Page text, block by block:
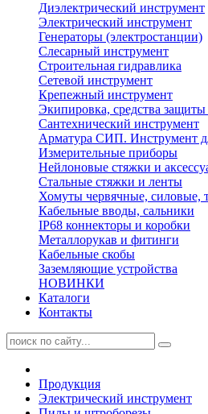
Диэлектрический инструмент
Электрический инструмент
Генераторы (электростанции)
Слесарный инструмент
Строительная гидравлика
Сетевой инструмент
Крепежный инструмент
Экипировка, средства защиты
Сантехнический инструмент
Арматура СИП. Инструмент
Измерительные приборы
Нейлоновые стяжки и
Стальные стяжки и ленты
Хомуты червячные, силовые,
Кабельные вводы, сальники
IP68 коннекторы и коробки
Металлорукав и фитинги
Кабельные скобы
Заземляющие устройства
НОВИНКИ
Каталоги
Контакты
Продукция
Электрический инструмент